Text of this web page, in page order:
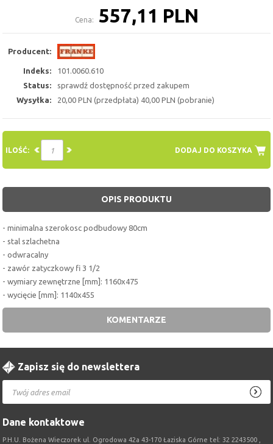
Cena: 557,11 PLN
Producent:
Indeks:
101.0060.610
Status:
sprawdź dostępność przed zakupem
Wysyłka:
20,00 PLN (przedpłata) 40,00 PLN (pobranie)
DODAJ DO KOSZYKA
ILOŚĆ:
OPIS PRODUKTU
- minimalna szerokosc podbudowy 80cm
- stal szlachetna
- odwracalny
- zawór zatyczkowy fi 3 1/2
- wymiary zewnętrzne [mm]: 1160x475
- wycięcie [mm]: 1140x455
KOMENTARZE
Zapisz się do newslettera
Dane kontaktowe
P.H.U. Bożena Wieczorek ul. Ogrodowa 42a 43-170 Łaziska Górne tel: 32 2243500 ,